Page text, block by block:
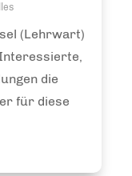
(Lehrwart)
die
für diese